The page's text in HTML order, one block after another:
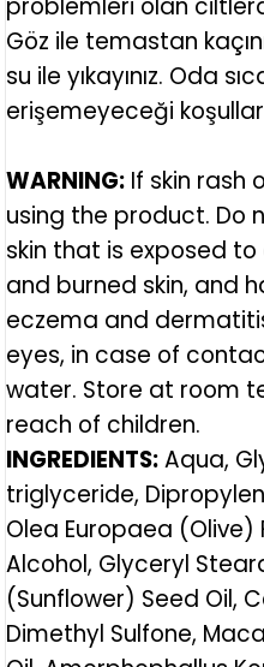
Göz ile temastan
su ile yıkayınız. Oda
erişemeyeceği
WARNING: If skin rash
using the product. Do
skin that is exposed
and burned skin, and
eczema and
eyes, in case of
water. Store at room
reach of children.
INGREDIENTS:Aqua,
triglyceride,
Olea Europaea (Olive)
Alcohol, Glyceryl
(Sunflower) Seed Oil,
Dimethyl Sulfone,